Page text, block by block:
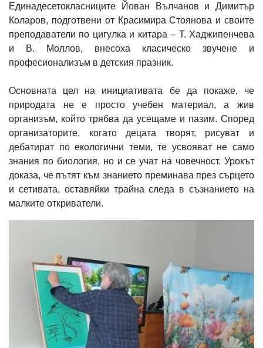
Единадесетокласниците Йован Вълчанов и Димитър
Коларов, подготвени от Красимира Стоянова и своите
преподаватели по цигулка и китара – Т. Хаджипенчева
и В. Моллов, внесоха класическо звучене и
професионализъм в детския празник.
Основната цел на инициативата бе да покаже, че
природата не е просто учебен материал, а жив
организъм, който трябва да усещаме и пазим. Според
организаторите, когато децата творят, рисуват и
дебатират по екологични теми, те усвояват не само
знания по биология, но и се учат на човечност. Урокът
доказа, че пътят към знанието преминава през сърцето
и сетивата, оставяйки трайна следа в съзнанието на
малките откриватели.